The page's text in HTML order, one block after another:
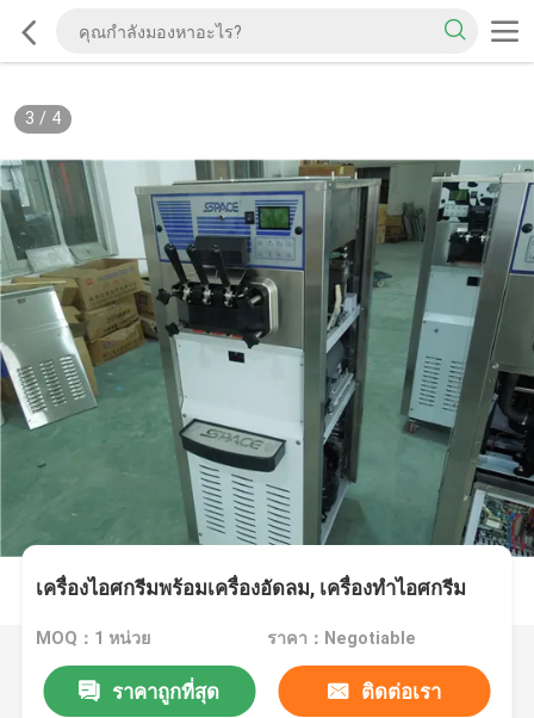
3 / 4
เครื่องไอศกรีมพร้อมเครื่องอัดลม, เครื่องทำไอศกรีม
MOQ：1 หน่วย ราคา：Negotiable
ราคาถูกที่สุด ติดต่อเรา